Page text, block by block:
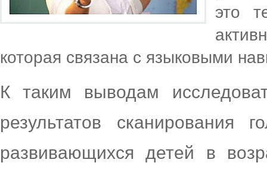
это
которая связана с языковыми
К таким выводам
результатов сканирования
развивающихся детей в